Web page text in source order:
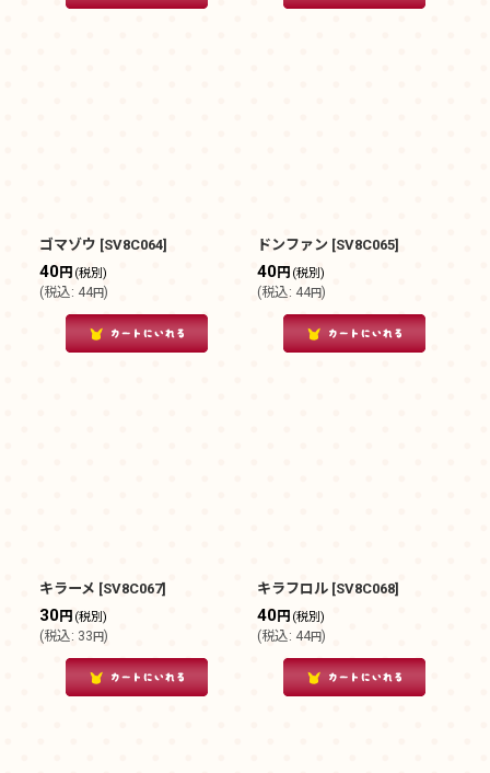
ゴマゾウ [SV8C064]
40円 (税別)
(税込: 44円)
ドンファン [SV8C065]
40円 (税別)
(税込: 44円)
キラーメ [SV8C067]
30円 (税別)
(税込: 33円)
キラフロル [SV8C068]
40円 (税別)
(税込: 44円)